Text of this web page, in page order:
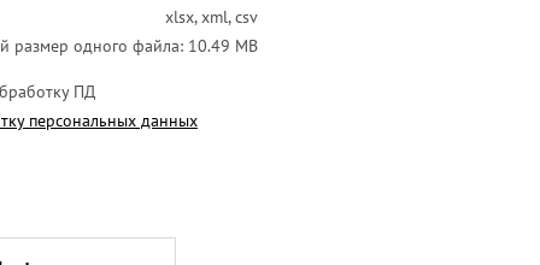
xlsx, xml, csv
размер одного файла: 10.49 MB
ПД
персональных данных